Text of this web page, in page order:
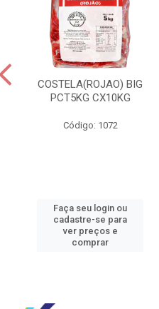
COSTELA(ROJAO) BIG
PCT5KG CX10KG
Código: 1072
Faça seu login ou
cadastre-se para
ver preços e
comprar